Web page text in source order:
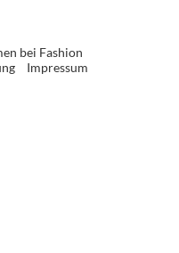
bei Fashion
Impressum